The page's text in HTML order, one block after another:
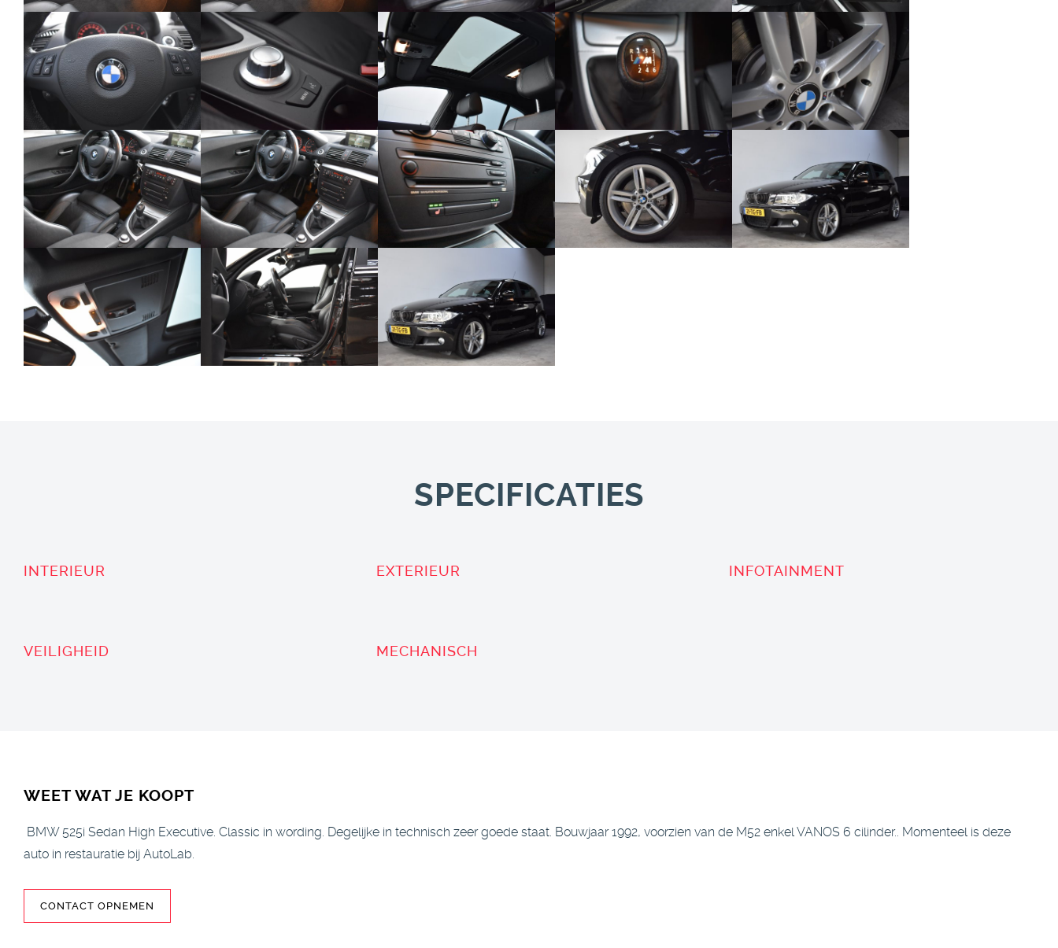
SPECIFICATIES
INTERIEUR EXTERIEUR INFOTAINMENT
VEILIGHEID MECHANISCH
WEET WAT JE KOOPT
BMW 525i Sedan High Executive. Classic in wording. Degelijke in technisch zeer goede staat. Bouwjaar 1992, voorzien van de M52 enkel VANOS 6 cilinder.. Momenteel is deze
auto in restauratie bij AutoLab.
CONTACT OPNEMEN